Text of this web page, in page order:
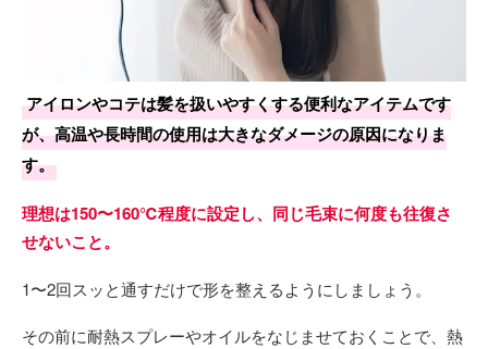
アイロンやコテは髪を扱いやすくする便利なアイテムです
が、高温や長時間の使用は大きなダメージの原因になりま
す。
理想は150〜160℃程度に設定し、同じ毛束に何度も往復さ
せないこと。
1〜2回スッと通すだけで形を整えるようにしましょう。
その前に耐熱スプレーやオイルをなじませておくことで、熱